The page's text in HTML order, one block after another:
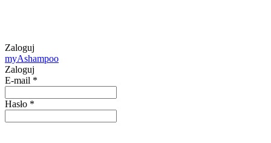
Zaloguj
myAshampoo
Zaloguj
E-mail *
Hasło *